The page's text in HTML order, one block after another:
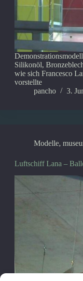
Silikonöl,
wie sich Francesco
vorstellte
pancho
3.
Modelle,
Luftschiff Lana –